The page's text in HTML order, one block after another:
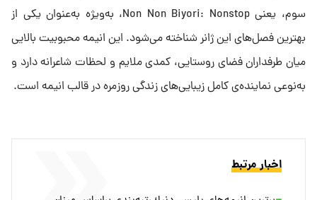
سوم، یعنی Non Non Biyori: Nonstop، به‌ویژه به‌عنوان یکی از
بهترین فصل‌های این ژانر شناخته می‌شود. این انیمه محبوبیت بالایی
میان طرفداران فضای روستایی، کمدی ملایم و لحظات شاعرانه دارد و
به‌نوعی نماینده‌ی کامل زیبایی‌های زندگی روزمره در قالب انیمه است.
اخبار مرتبط